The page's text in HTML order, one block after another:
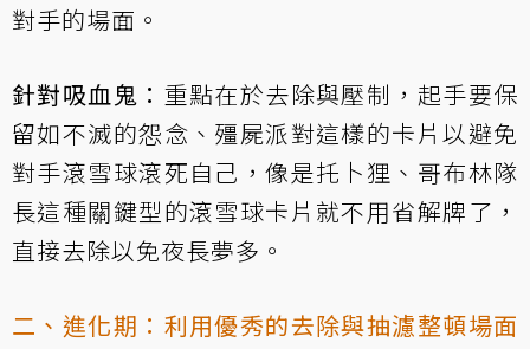
對手的場面。
針對吸血鬼： 重點在於去除與壓制，起手要保
留如不滅的怨念 、 殭屍派對這樣的卡片以避免
對手滾雪球滾死自己，像是托卜狸 、 哥布林隊
長這種關鍵型的滾雪球卡片就不用省解牌了，
直接去除以免夜長夢多。
二、進化期：利用優秀的去除與抽濾整頓場面